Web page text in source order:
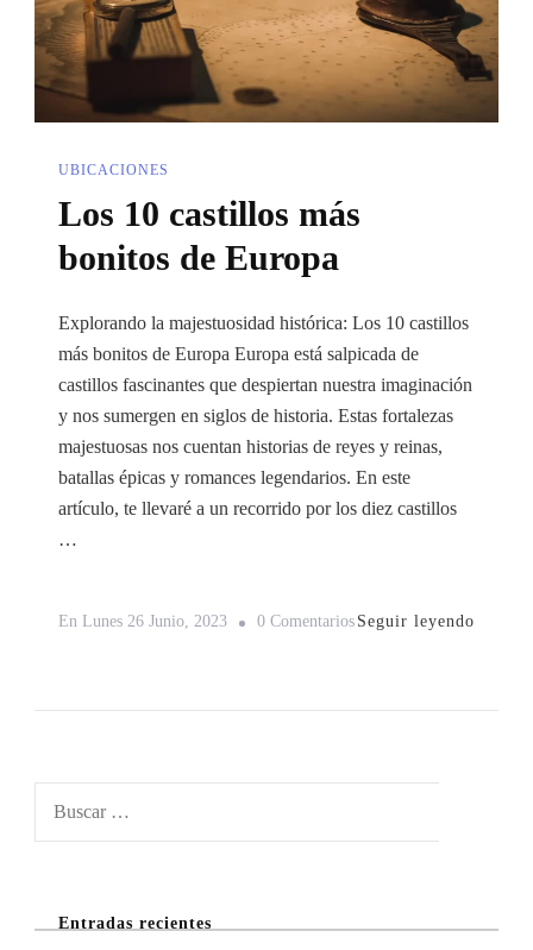
UBICACIONES
Los 10 castillos más
bonitos de Europa
Explorando la majestuosidad histórica: Los 10 castillos
más bonitos de Europa Europa está salpicada de
castillos fascinantes que despiertan nuestra imaginación
y nos sumergen en siglos de historia. Estas fortalezas
majestuosas nos cuentan historias de reyes y reinas,
batallas épicas y romances legendarios. En este
artículo, te llevaré a un recorrido por los diez castillos
…
En Lunes 26 Junio, 2023 0 ComentariosEn
Seguir leyendo
Entradas recientes